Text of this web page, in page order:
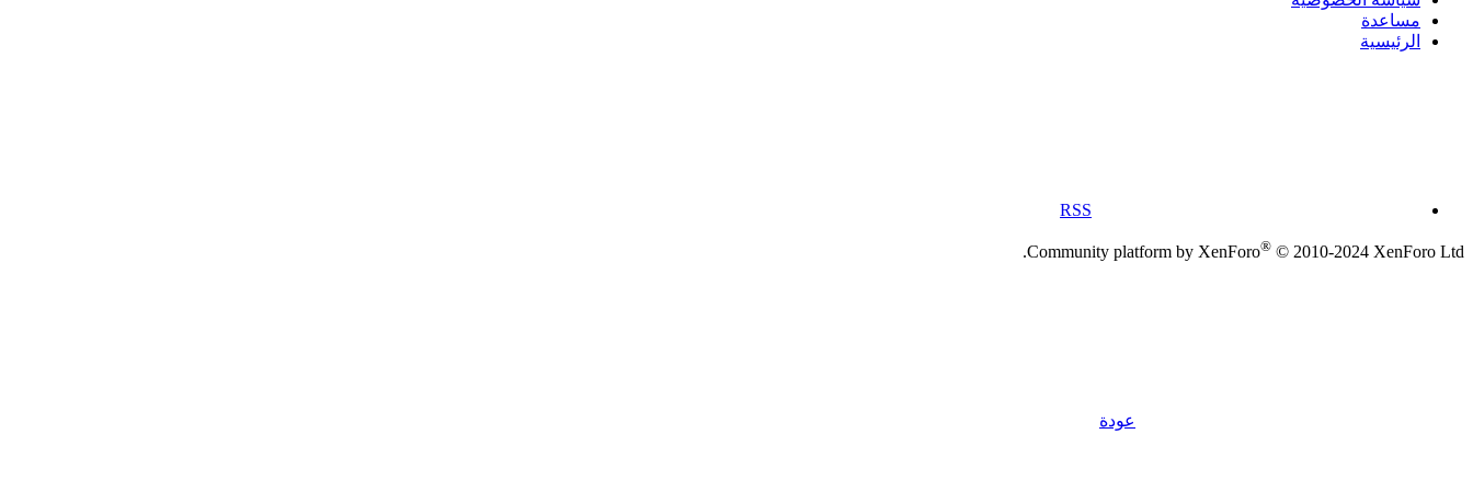
مساعدة
الرئيسية
RSS
Community platform by XenForo® © 2010-2024 XenForo Ltd.
عودة